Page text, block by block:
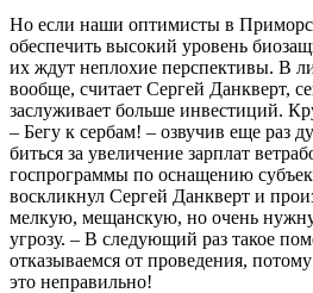
Но если наши оптимисты в
обеспечить высокий уровень
их ждут неплохие перспективы. В
вообще, считает Сергей Данкверт,
заслуживает больше инвестиций.
– Бегу к сербам! – озвучив еще раз
биться за увеличение зарплат
госпрограммы по оснащению
воскликнул Сергей Данкверт и
мелкую, мещанскую, но очень
угрозу. – В следующий раз такое
отказываемся от проведения,
это неправильно!